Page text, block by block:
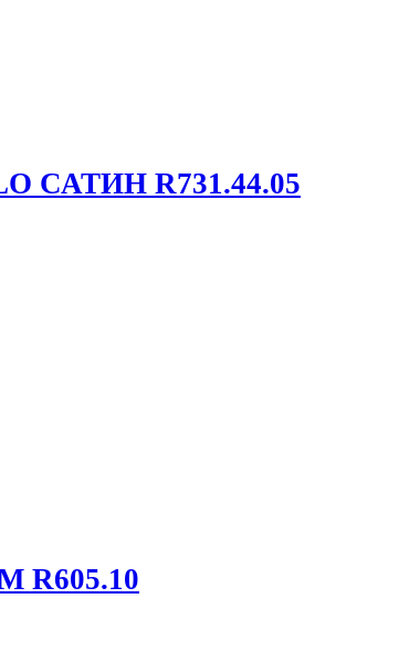
САТИН R731.44.05
R605.10